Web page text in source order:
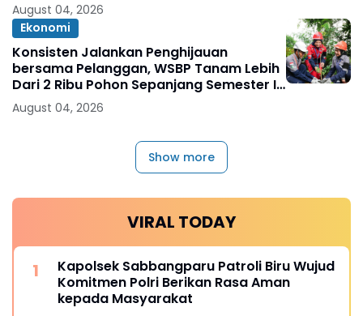
August 04, 2026
Ekonomi
Konsisten Jalankan Penghijauan
bersama Pelanggan, WSBP Tanam Lebih
Dari 2 Ribu Pohon Sepanjang Semester I
2026
August 04, 2026
Show more
VIRAL TODAY
Kapolsek Sabbangparu Patroli Biru Wujud
Komitmen Polri Berikan Rasa Aman
kepada Masyarakat